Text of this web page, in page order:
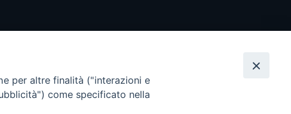
per altre finalità ("interazioni e
come specificato nella